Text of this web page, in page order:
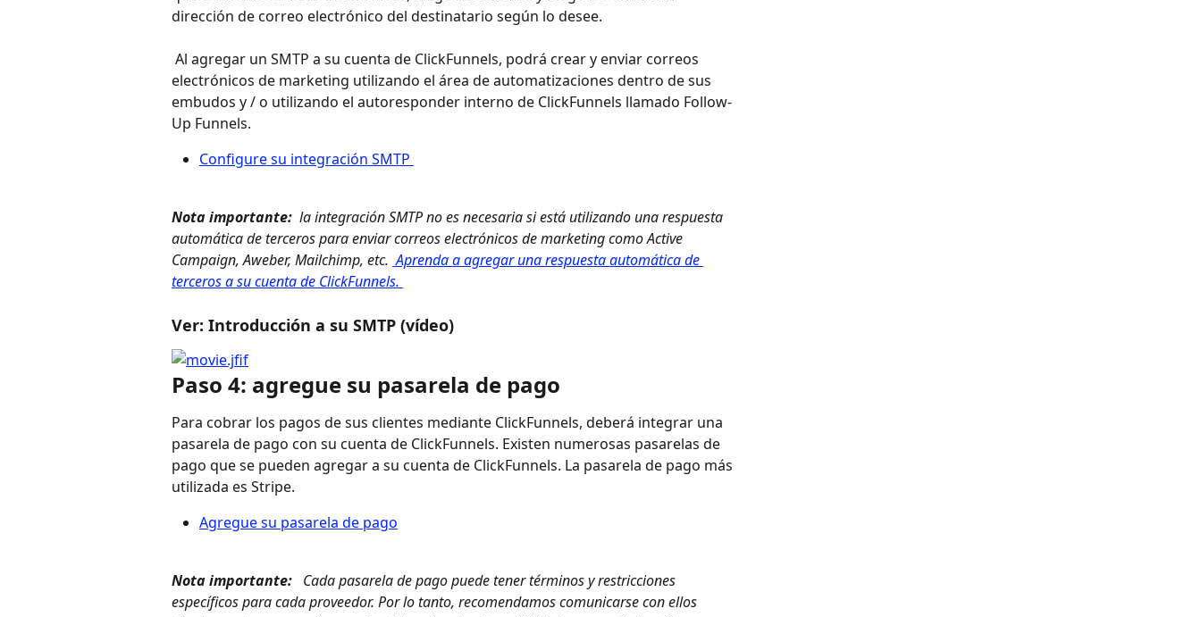
dirección de correo electrónico del destinatario según lo desee.
electrónicos de marketing utilizando el área de automatizaciones dentro de sus
embudos y / o utilizando el autoresponder interno de ClickFunnels llamado Follow-
Up Funnels.
Configure su integración SMTP
Nota importante: la integración SMTP no es necesaria si está utilizando una respuesta
automática de terceros para enviar correos electrónicos de marketing como Active
Campaign, Aweber, Mailchimp, etc. Aprenda a agregar una respuesta automática de
terceros a su cuenta de ClickFunnels.
Ver: Introducción a su SMTP (vídeo)
Paso 4: agregue su pasarela de pago
Para cobrar los pagos de sus clientes mediante ClickFunnels, deberá integrar una
pasarela de pago con su cuenta de ClickFunnels. Existen numerosas pasarelas de
pago que se pueden agregar a su cuenta de ClickFunnels. La pasarela de pago más
utilizada es Stripe.
Agregue su pasarela de pago
Nota importante: Cada pasarela de pago puede tener términos y restricciones
específicos para cada proveedor. Por lo tanto, recomendamos comunicarse con ellos